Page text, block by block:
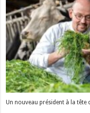
Un nouveau président à la tête